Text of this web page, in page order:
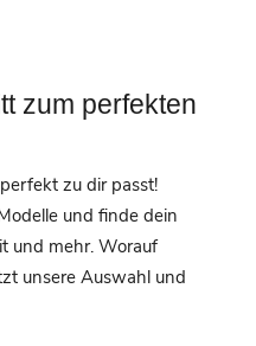
zum perfekten
zu dir passt!
und finde dein
und mehr. Worauf
unsere Auswahl und